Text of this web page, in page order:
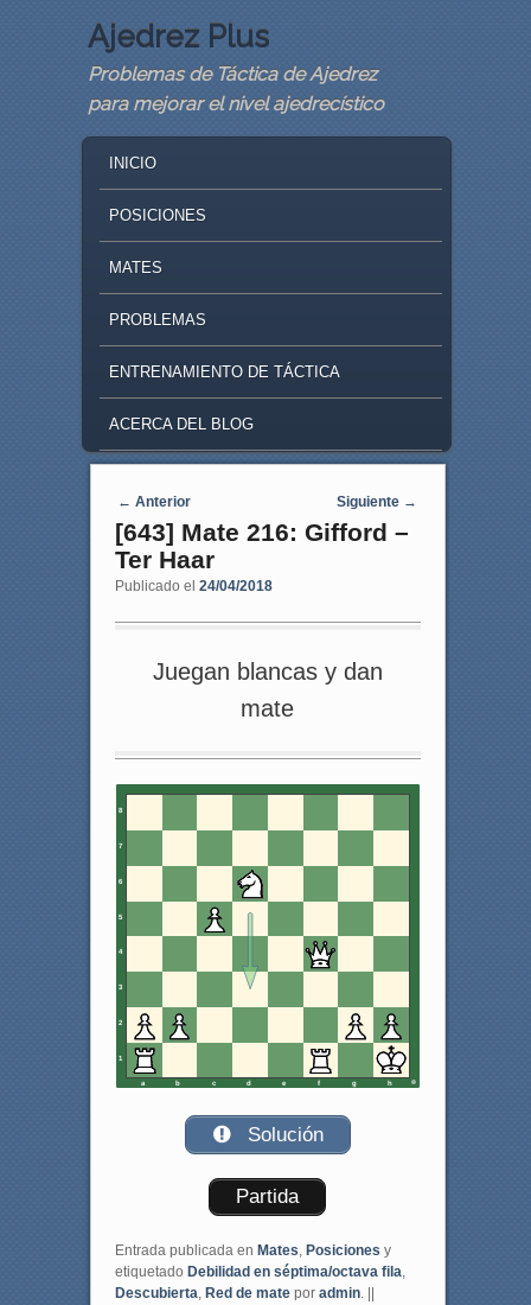
Ajedrez Plus
Problemas de Táctica de Ajedrez
para mejorar el nivel ajedrecístico
SKIP TO PRIMARY CONTENT
SKIP TO SECONDARY CONTENT
INICIO
POSICIONES
MATES
PROBLEMAS
ENTRENAMIENTO DE TÁCTICA
ACERCA DEL BLOG
Navegaci�n de entradas
← Anterior Siguiente →
[643] Mate 216: Gifford –
Ter Haar
Publicado el 24/04/2018
Juegan blancas y dan
mate
8
7
6
5
4
3
2
1
a b c d e f g h
Solución
Partida
Entrada publicada en Mates, Posiciones y
etiquetado Debilidad en séptima/octava fila,
Descubierta, Red de matepor admin. ||